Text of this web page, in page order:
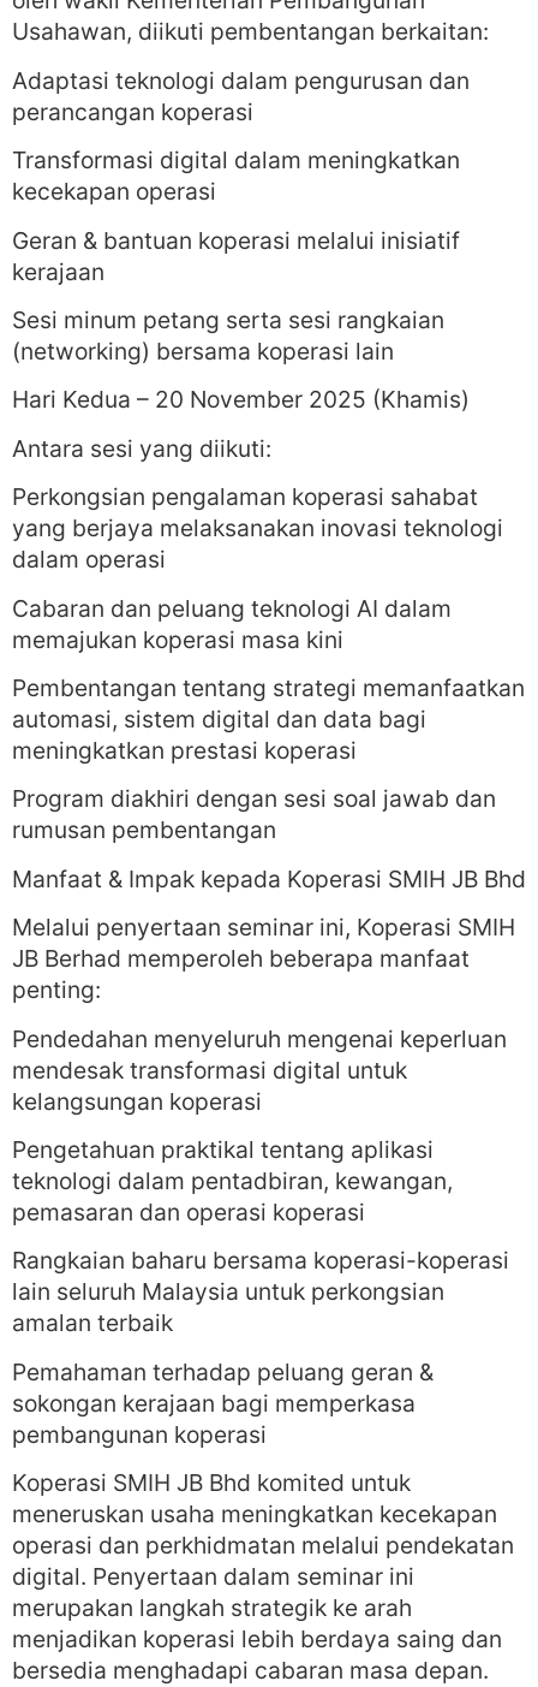
Usahawan, diikuti pembentangan berkaitan:
Adaptasi teknologi dalam pengurusan dan
perancangan koperasi
Transformasi digital dalam meningkatkan
kecekapan operasi
Geran & bantuan koperasi melalui inisiatif
kerajaan
Sesi minum petang serta sesi rangkaian
(networking) bersama koperasi lain
Hari Kedua – 20 November 2025 (Khamis)
Antara sesi yang diikuti:
Perkongsian pengalaman koperasi sahabat
yang berjaya melaksanakan inovasi teknologi
dalam operasi
Cabaran dan peluang teknologi AI dalam
memajukan koperasi masa kini
Pembentangan tentang strategi memanfaatkan
automasi, sistem digital dan data bagi
meningkatkan prestasi koperasi
Program diakhiri dengan sesi soal jawab dan
rumusan pembentangan
Manfaat & Impak kepada Koperasi SMIH JB Bhd
Melalui penyertaan seminar ini, Koperasi SMIH
JB Berhad memperoleh beberapa manfaat
penting:
Pendedahan menyeluruh mengenai keperluan
mendesak transformasi digital untuk
kelangsungan koperasi
Pengetahuan praktikal tentang aplikasi
teknologi dalam pentadbiran, kewangan,
pemasaran dan operasi koperasi
Rangkaian baharu bersama koperasi-koperasi
lain seluruh Malaysia untuk perkongsian
amalan terbaik
Pemahaman terhadap peluang geran &
sokongan kerajaan bagi memperkasa
pembangunan koperasi
Koperasi SMIH JB Bhd komited untuk
meneruskan usaha meningkatkan kecekapan
operasi dan perkhidmatan melalui pendekatan
digital. Penyertaan dalam seminar ini
merupakan langkah strategik ke arah
menjadikan koperasi lebih berdaya saing dan
bersedia menghadapi cabaran masa depan.